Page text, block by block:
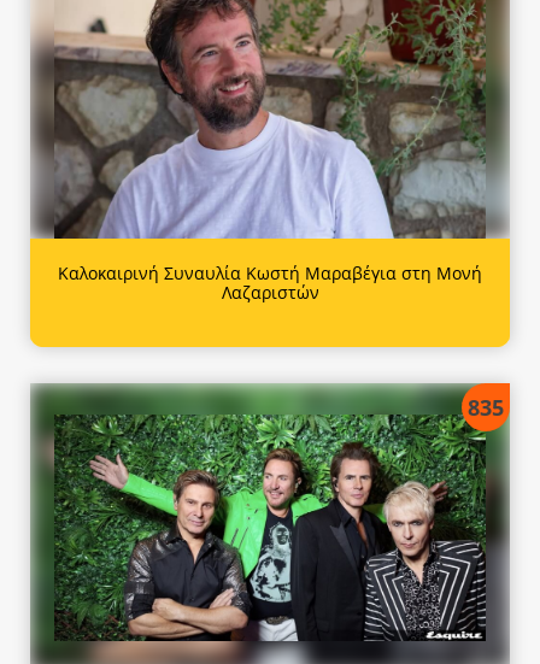
Καλοκαιρινή Συναυλία Κωστή Μαραβέγια στη Μονή
Λαζαριστών
835